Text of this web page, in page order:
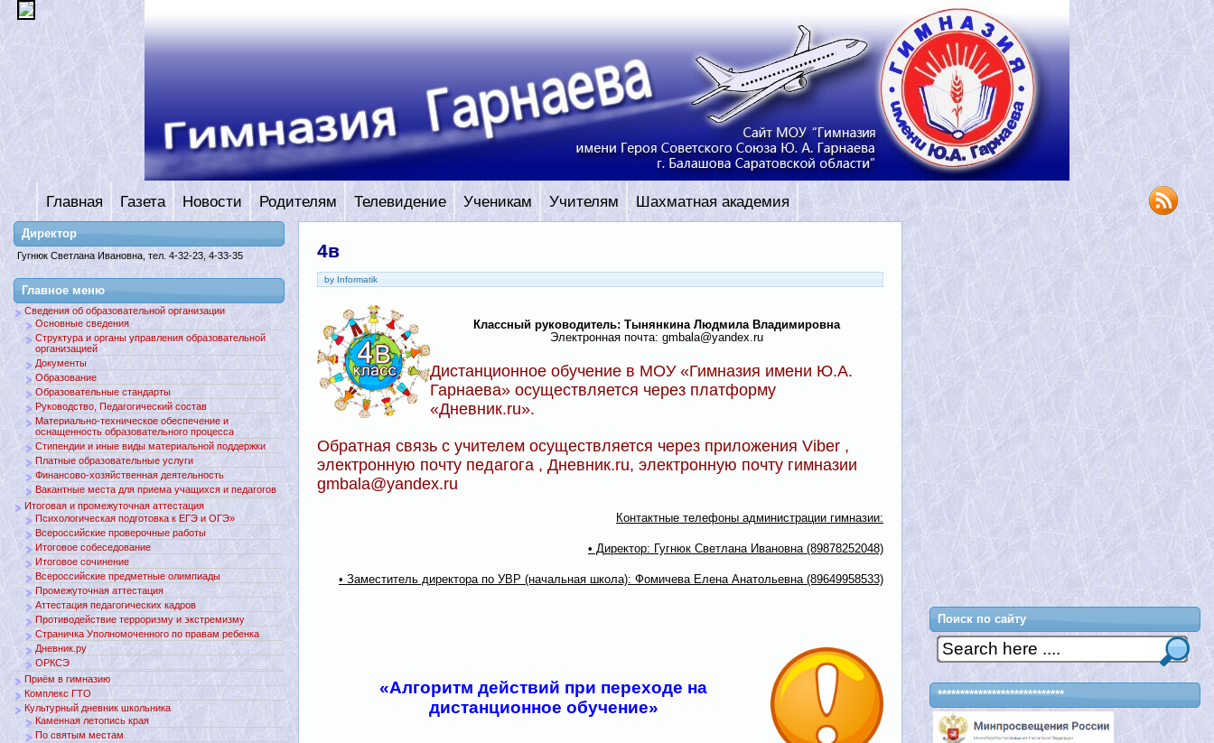
Главная Газета Новости Родителям Телевидение Ученикам Учителям Шахматная академия
4в
by Informatik
Классный руководитель: Тынянкина Людмила Владимировна
Электронная почта:gmbala@yandex.ru
Дистанционное обучение в МОУ «Гимназия имени Ю.А.
Гарнаева» осуществляется через платформу
«Дневник.ru».
Обратная связь с учителем осуществляется через приложения Viber ,
электронную почту педагога , Дневник.ru, электронную почту гимназии
gmbala@yandex.ru
Контактные телефоны администрации гимназии:
• Директор: Гугнюк Светлана Ивановна (89878252048)
• Заместитель директора по УВР (начальная школа): Фомичева Елена Анатольевна (89649958533)
«Алгоритм действий при переходе на
дистанционное обучение»
Директор
Гугнюк Светлана Ивановна, тел. 4-32-23, 4-33-35
Главное меню
Сведения об образовательной организации
Основные сведения
Структура и органы управления образовательной
организацией
Документы
Образование
Образовательные стандарты
Руководство, Педагогический состав
Материально-техническое обеспечение и
оснащенность образовательного процесса
Стипендии и иные виды материальной поддержки
Платные образовательные услуги
Финансово-хозяйственная деятельность
Вакантные места для приема учащихся и педагогов
Итоговая и промежуточная аттестация
Психологическая подготовка к ЕГЭ и ОГЭ»
Всероссийские проверочные работы
Итоговое собеседование
Итоговое сочинение
Всероссийские предметные олимпиады
Промежуточная аттестация
Аттестация педагогических кадров
Противодействие терроризму и экстремизму
Страничка Уполномоченного по правам ребенка
Дневник.ру
ОРКСЭ
Приём в гимназию
Комплекс ГТО
Культурный дневник школьника
Каменная летопись края
По святым местам
Поиск по сайту
****************************